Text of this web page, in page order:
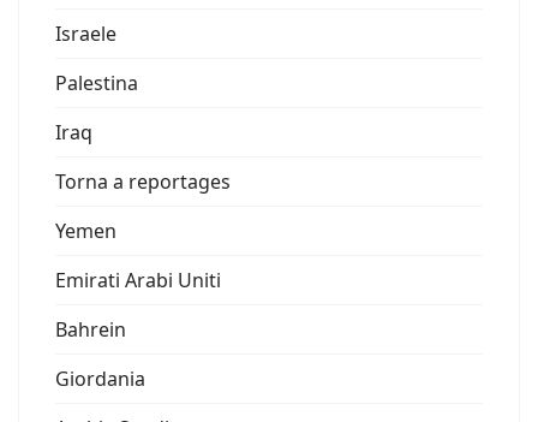
Israele
Palestina
Iraq
Torna a reportages
Yemen
Emirati Arabi Uniti
Bahrein
Giordania